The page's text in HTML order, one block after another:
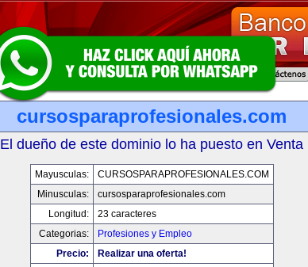
cursosparaprofesionales.com
El dueño de este dominio lo ha puesto en Venta
Mayusculas:
CURSOSPARAPROFESIONALES.COM
Minusculas:
cursosparaprofesionales.com
Longitud:
23 caracteres
Categorias:
Profesiones y Empleo
Precio:
Realizar una oferta!